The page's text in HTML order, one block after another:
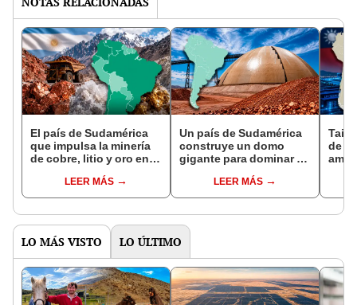
El país de Sudamérica
que impulsa la minería
de cobre, litio y oro en
inversiones y generar
dólares
LEER MÁS
Un país de Sudamérica
construye un domo
gigante para dominar el
US$4.400 millones:
operaría desde 2027
LEER MÁS
de
LO MÁS VISTO LO ÚLTIMO